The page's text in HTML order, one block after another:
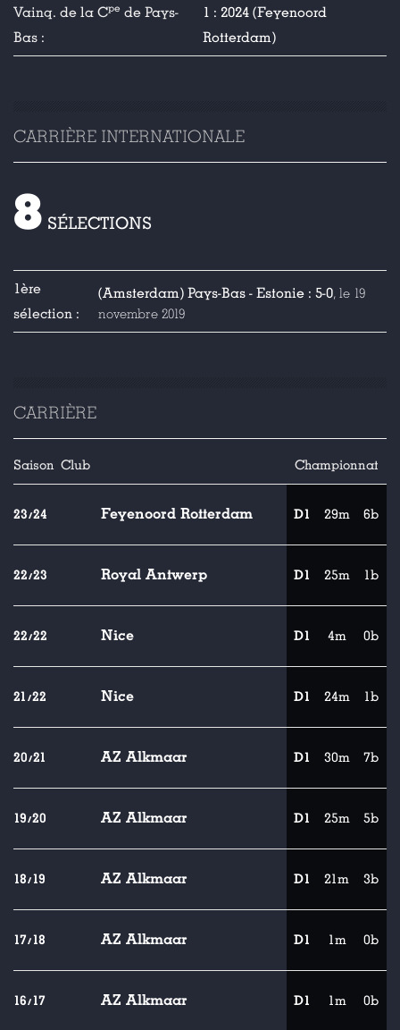
Vainq. de la Cpe de Pays-
Bas :
1 : 2024 (Feyenoord
Rotterdam)
CARRIÈRE INTERNATIONALE
8 SÉLECTIONS
1ère
sélection :
(Amsterdam) Pays-Bas - Estonie : 5-0, le 19
novembre 2019
CARRIÈRE
Saison Club Championnat
23/24 Feyenoord Rotterdam D1 29m 6b
22/23 Royal Antwerp D1 25m 1b
22/22 Nice D1 4m 0b
21/22 Nice D1 24m 1b
20/21 AZ Alkmaar D1 30m 7b
19/20 AZ Alkmaar D1 25m 5b
18/19 AZ Alkmaar D1 21m 3b
17/18 AZ Alkmaar D1 1m 0b
16/17 AZ Alkmaar D1 1m 0b